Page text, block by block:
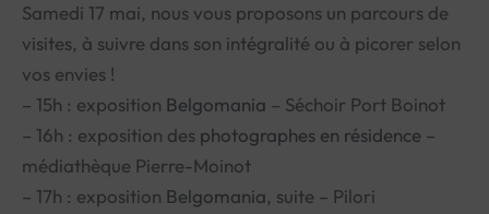
Samedi 17 mai, nous vous proposons un parcours de
visites, à suivre dans son intégralité ou à picorer selon
vos envies !
– 15h : exposition Belgomania – Séchoir Port Boinot
– 16h : exposition des photographes en résidence –
médiathèque Pierre-Moinot
– 17h : exposition Belgomania, suite – Pilori